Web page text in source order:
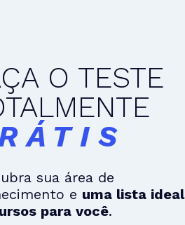
O TESTE
sua área de
e uma lista ideal
para você.